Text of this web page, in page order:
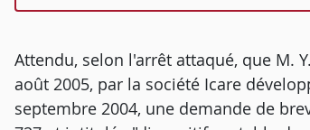
Attendu, selon l'arrêt attaqué, que M.
août 2005, par la société Icare
septembre 2004, une demande de